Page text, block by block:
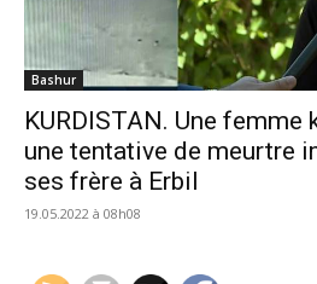
Bashur
KURDISTAN. Une femme
une tentative de meurtre
ses frère à Erbil
19.05.2022 à 08h08